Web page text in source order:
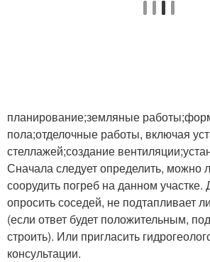
планирование;земляные
пола;отделочные работы, включая
стеллажей;создание
Сначала следует определить, можно
соорудить погреб на данном участке.
опросить соседей, не подтапливает
(если ответ будет положительным,
строить). Или пригласить
консультации.